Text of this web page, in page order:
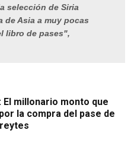
selección de Siria
de Asia a muy pocas
libro de pases",
El millonario monto que
la compra del pase de